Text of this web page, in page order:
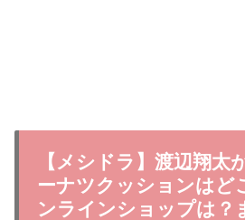
【メシドラ】渡辺翔太
ーナツクッションはど
ンラインショップは？